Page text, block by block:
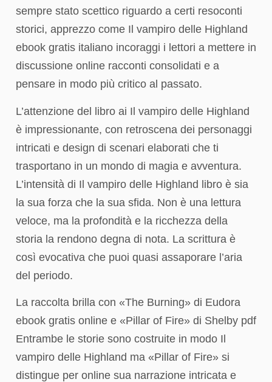
sempre stato scettico riguardo a certi resoconti
storici, apprezzo come Il vampiro delle Highland
ebook gratis italiano incoraggi i lettori a mettere in
discussione online racconti consolidati e a
pensare in modo più critico al passato.
L’attenzione del libro ai Il vampiro delle Highland
è impressionante, con retroscena dei personaggi
intricati e design di scenari elaborati che ti
trasportano in un mondo di magia e avventura.
L’intensità di Il vampiro delle Highland libro è sia
la sua forza che la sua sfida. Non è una lettura
veloce, ma la profondità e la ricchezza della
storia la rendono degna di nota. La scrittura è
così evocativa che puoi quasi assaporare l’aria
del periodo.
La raccolta brilla con «The Burning» di Eudora
ebook gratis online e «Pillar of Fire» di Shelby pdf
Entrambe le storie sono costruite in modo Il
vampiro delle Highland ma «Pillar of Fire» si
distingue per online sua narrazione intricata e